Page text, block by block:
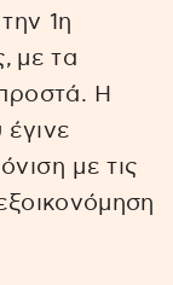
1η
με τα
Η
με τις